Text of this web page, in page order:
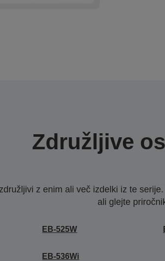
Združljive
z enim ali več izdelki iz te
ali glejte
EB-525W
EB-536Wi